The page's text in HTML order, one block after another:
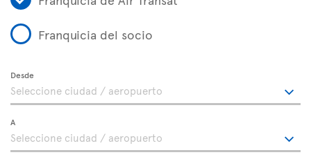
Franquicia del socio
Desde
A